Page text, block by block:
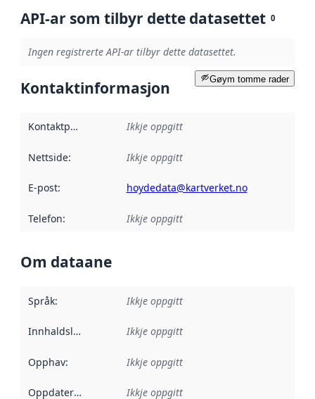
API-ar som tilbyr dette datasettet 0
Ingen registrerte API-ar tilbyr dette datasettet.
Gøym tomme rader
Kontaktinformasjon
Kontaktpunkt Ikkje oppgitt
Nettside: Ikkje oppgitt
E-post: hoydedata@kartverket.no
Telefon: Ikkje oppgitt
Om dataane
Språk: Ikkje oppgitt
Innhaldsleverandørar :
Ikkje oppgitt
Opphav: Ikkje oppgitt
Oppdateringsfrekvens :
Ikkje oppgitt